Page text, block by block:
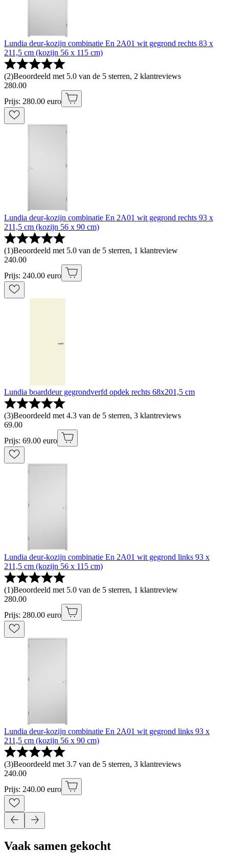
Lundia deur-kozijn combinatie En 2A01 wit gegrond rechts 83 x
211,5 cm (kozijn 56 x 115 cm)
(2)Beoordeeld met 5.0 van de 5 sterren, 2 klantreviews
280.00
Prijs: 280.00 euro
Lundia deur-kozijn combinatie En 2A01 wit gegrond rechts 93 x
211,5 cm (kozijn 56 x 90 cm)
(1)Beoordeeld met 5.0 van de 5 sterren, 1 klantreview
240.00
Prijs: 240.00 euro
Lundia boarddeur gegrondverfd opdek rechts 68x201,5 cm
(3)Beoordeeld met 4.3 van de 5 sterren, 3 klantreviews
69.00
Prijs: 69.00 euro
Lundia deur-kozijn combinatie En 2A01 wit gegrond links 93 x
211,5 cm (kozijn 56 x 115 cm)
(1)Beoordeeld met 5.0 van de 5 sterren, 1 klantreview
280.00
Prijs: 280.00 euro
Lundia deur-kozijn combinatie En 2A01 wit gegrond links 93 x
211,5 cm (kozijn 56 x 90 cm)
(3)Beoordeeld met 3.7 van de 5 sterren, 3 klantreviews
240.00
Prijs: 240.00 euro
Vaak samen gekocht